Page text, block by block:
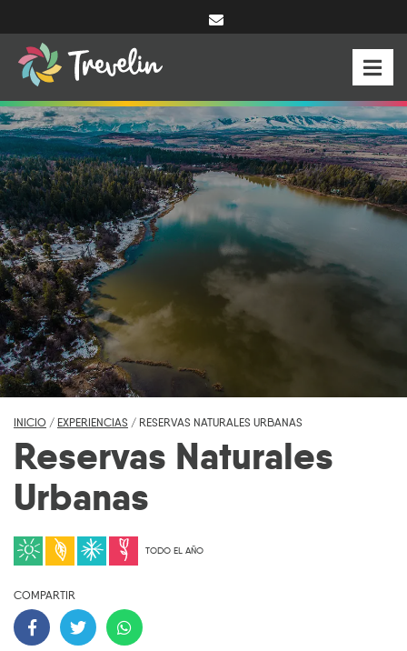
INICIO / EXPERIENCIAS / RESERVAS NATURALES URBANAS
Reservas Naturales
Urbanas
TODO EL AÑO
COMPARTIR